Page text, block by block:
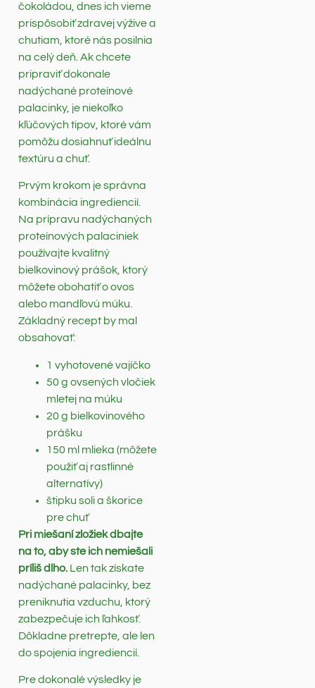
čokoládou, dnes ich vieme
prispôsobiť zdravej výžive a
chutiam, ktoré nás posilnia
na celý deň. Ak chcete
pripraviť dokonale
nadýchané proteínové
palacinky, je niekoľko
kľúčových tipov, ktoré vám
pomôžu dosiahnuť ideálnu
textúru a chuť.
Prvým krokom je správna
kombinácia ingrediencií.
Na prípravu nadýchaných
proteínových palaciniek
používajte kvalitný
bielkovinový prášok, ktorý
môžete obohatiť o ovos
alebo mandľovú múku.
Základný recept by mal
obsahovať:
1 vyhotovené vajíčko
50 g ovsených vločiek
mletej na múku
20 g bielkovinového
prášku
150 ml mlieka (môžete
použiť aj rastlinné
alternatívy)
štipku soli a škorice
pre chuť
Pri miešaní zložiek dbajte
na to, aby ste ich nemiešali
príliš dlho. Len tak získate
nadýchané palacinky, bez
preniknutia vzduchu, ktorý
zabezpečuje ich ľahkosť.
Dôkladne pretrepte, ale len
do spojenia ingrediencií.
Pre dokonalé výsledky je